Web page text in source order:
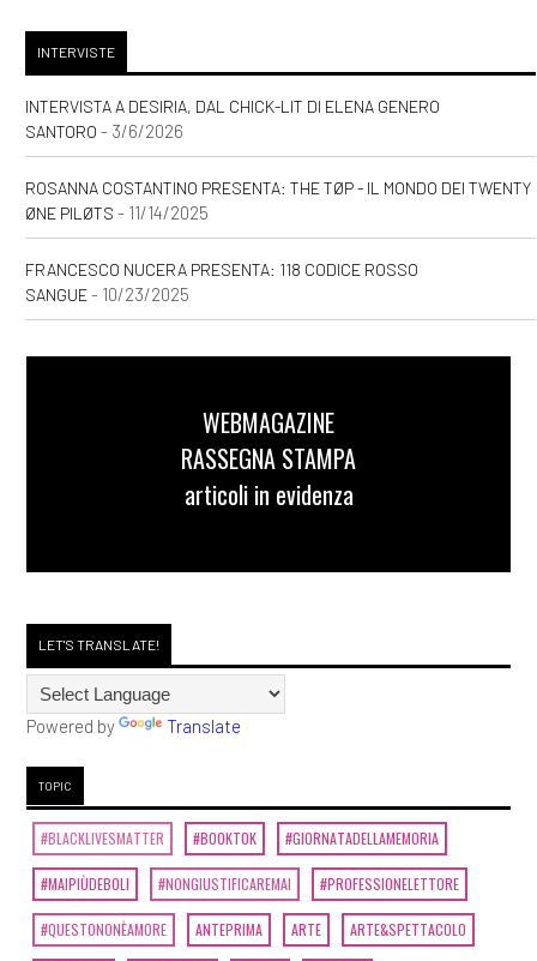
INTERVISTE
INTERVISTA A DESIRIA, DAL CHICK-LIT DI ELENA GENERO
SANTORO - 3/6/2026
ROSANNA COSTANTINO PRESENTA: THE TØP - IL MONDO DEI TWENTY
ØNE PILØTS - 11/14/2025
FRANCESCO NUCERA PRESENTA: 118 CODICE ROSSO
SANGUE- 10/23/2025
WEBMAGAZINE
RASSEGNA STAMPA
articoli in evidenza
LET'S TRANSLATE!
Powered by Translate
TOPIC
#BLACKLIVESMATTER #BOOKTOK #GIORNATADELLAMEMORIA
#MAIPIÙDEBOLI #NONGIUSTIFICAREMAI #PROFESSIONELETTORE
#QUESTONONÈAMORE ANTEPRIMA ARTE ARTE&SPETTACOLO